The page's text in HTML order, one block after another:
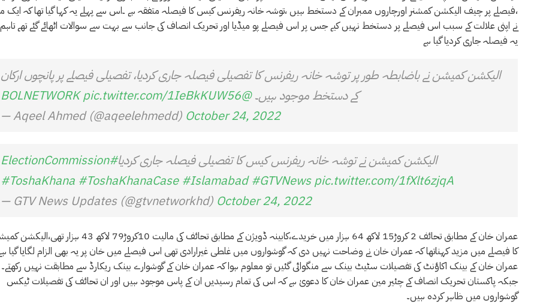
،فیصلے پر چیف الیکشن کمشنر اورچاروں ممبران کے دستخط ہیں ،توشہ خانہ ریفرنس کیس کا فیصلہ متفقہ ہے ۔اس سے پہلے یہ کہا گیا تھا کہ ایک
نے اپنی علالت کے سبب اس فیصلے پر دستخط نہیں کیے جس پر اس فیصلے پو میڈیا اور تحریک انصاف کی جانب سے بہت سے سوالات اٹھائے گئے تھے
یہ فیصلہ جاری کردیا گیا ہے
الیکشن کمیشن نے باضابطہ طور پر توشہ خانہ ریفرنس کا تفصیلی فیصلہ جاری کردیا، تفصیلی فیصلے پر پانچوں ارکان
کے دستخط موجود ہیں۔@BOLNETWORK
pic.twitter.com/1IeBkKUW56
— Aqeel Ahmed (@aqeelehmedd) October 24, 2022
الیکشن کمیشن نے توشہ خانہ ریفرنس کیس کا تفصیلی فیصلہ جاری کردیا#ElectionCommission
#ToshaKhana #ToshaKhanaCase #Islamabad #GTVNews pic.twitter.com/1fXlt6zjqA
— GTV News Updates (@gtvnetworkhd) October 24, 2022
عمران خان کے مطابق تحائف 2 کروڑ15 لاکھ 64 ہزار میں خریدے،کابینہ ڈویژن کے مطابق تحائف کی مالیت 10کروڑ79 لاکھ 43 ہزار
کا فیصلے میں مزید کہناتھا کہ عمران خان نے وضاحت نہیں دی کہ گوشواروں میں غلطی غیرارادی تھی اس فیصلے میں خان پر یہ بھی الزام لگایا گیا
عمران خان کے بینک اکاﺅنٹ کی تفصیلات سٹیٹ بینک سے منگوائی گئیں تو معلوم ہوا کہ عمران خان کے گوشوارے بینک ریکارڈ سے مطابقت نہیں رکھتے۔
جبکہ پاکستان تحریک انصاف کے چئیر مین عمران خان کا دعویٰ ہے کہ اس کی تمام رسیدیں ان کے پاس موجود ہیں اور ان تحائف کی تفصیلات ٹیکس
گوشواروں میں ظاہر کردہ ہیں۔